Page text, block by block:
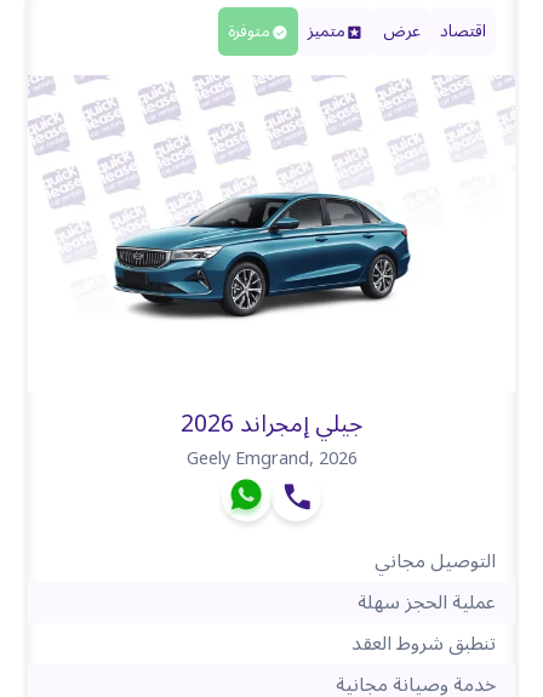
اقتصاد عرض متميز متوفرة
جيلي إمجراند 2026
Geely Emgrand,2026
التوصيل مجاني
عملية الحجز سهلة
تنطبق شروط العقد
خدمة وصيانة مجانية